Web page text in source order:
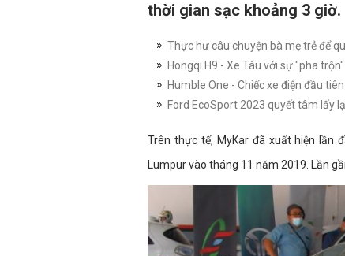
thời gian sạc khoảng 3 giờ.
Thực hư câu chuyện bà mẹ trẻ để
Hongqi H9 - Xe Tàu với sự "pha
Humble One - Chiếc xe điện đầu
Ford EcoSport 2023 quyết tâm lấy
Trên thực tế, MyKar đã xuất hiện lần
Lumpur vào tháng 11 năm 2019. Lần